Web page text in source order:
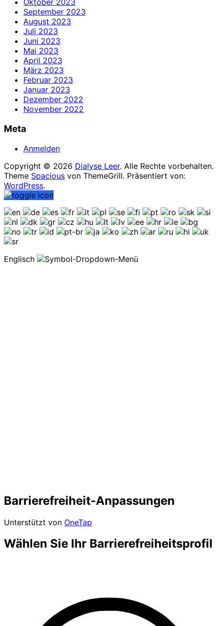
Oktober 2023
September 2023
August 2023
Juli 2023
Juni 2023
Mai 2023
April 2023
März 2023
Februar 2023
Januar 2023
Dezember 2022
November 2022
Meta
Anmelden
Copyright © 2026 Dialyse Leer. Alle Rechte vorbehalten.
Theme Spacious von ThemeGrill. Präsentiert von:
WordPress.
Englisch
Barrierefreiheit-Anpassungen
Unterstützt von OneTap
Wählen Sie Ihr Barrierefreiheitsprofil